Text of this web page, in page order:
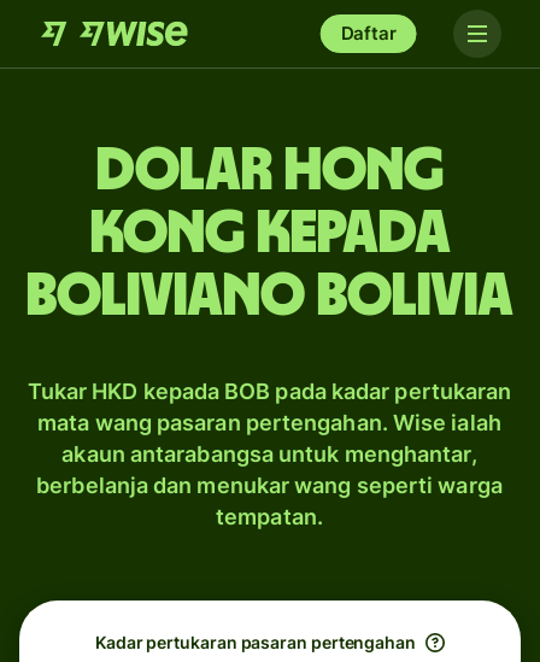
Daftar
dolar Hong
Kong kepada
boliviano Bolivia
Tukar HKD kepada BOB pada kadar pertukaran
mata wang pasaran pertengahan. Wise ialah
akaun antarabangsa untuk menghantar,
berbelanja dan menukar wang seperti warga
tempatan.
Kadar pertukaran pasaran pertengahan